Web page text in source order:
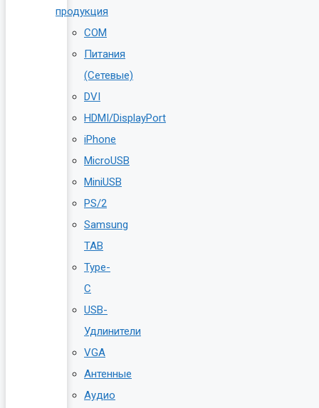
продукция
COM
Питания
(Сетевые)
DVI
HDMI/DisplayPort
iPhone
MicroUSB
MiniUSB
PS/2
Samsung
TAB
Type-
C
USB-
Удлинители
VGA
Антенные
Аудио